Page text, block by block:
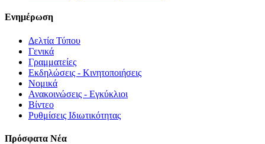
Ενημέρωση
Δελτία Τύπου
Γενικά
Γραμματείες
Εκδηλώσεις - Κινητοποιήσεις
Νομικά
Ανακοινώσεις - Εγκύκλιοι
Βίντεο
Ρυθμίσεις Ιδιωτικότητας
Πρόσφατα Νέα